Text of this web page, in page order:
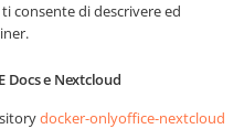
ti consente di descrivere ed
Docs e Nextcloud
docker-onlyoffice-nextcloud